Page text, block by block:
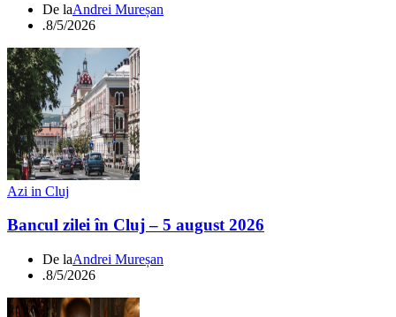
De laAndrei Mureșan
.8/5/2026
Azi in Cluj
Bancul zilei în Cluj – 5 august 2026
De laAndrei Mureșan
.8/5/2026